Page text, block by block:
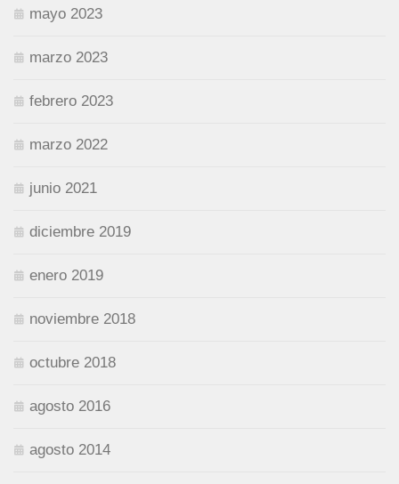
mayo 2023
marzo 2023
febrero 2023
marzo 2022
junio 2021
diciembre 2019
enero 2019
noviembre 2018
octubre 2018
agosto 2016
agosto 2014